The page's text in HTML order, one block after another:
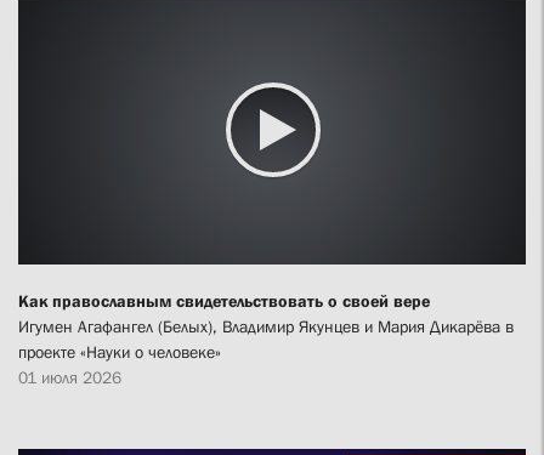
Как православным свидетельствовать о своей вере
Игумен Агафангел (Белых), Владимир Якунцев и Мария Дикарёва в
проекте «Науки о человеке»
01 июля 2026